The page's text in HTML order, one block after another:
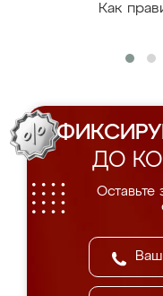
Как
ДО
Оставьте